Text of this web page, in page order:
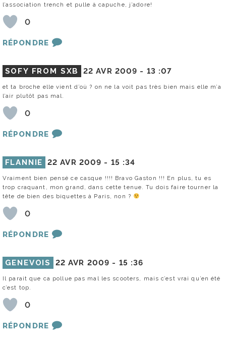
l’association trench et pulle à capuche, j’adore!
0
RÉPONDRE
SOFY FROM SXB 22 AVR 2009 - 13 :07
et ta broche elle vient d’où ? on ne la voit pas très bien mais elle m’a
l’air plutôt pas mal.
0
RÉPONDRE
FLANNIE 22 AVR 2009 - 15 :34
Vraiment bien pensé ce casque !!!! Bravo Gaston !!! En plus, tu es
trop craquant, mon grand, dans cette tenue. Tu dois faire tourner la
tête de bien des biquettes à Paris, non ?
0
RÉPONDRE
GENEVOIS 22 AVR 2009 - 15 :36
Il parait que ca pollue pas mal les scooters, mais c’est vrai qu’en été
c’est top.
0
RÉPONDRE